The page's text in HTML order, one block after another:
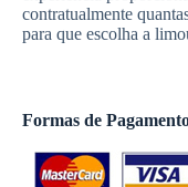
contratualmente
para que escolha a
Formas de